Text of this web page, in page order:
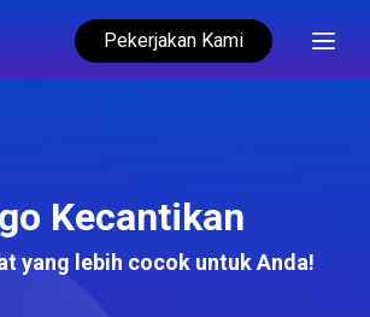
Pekerjakan Kami
Kecantikan
yang lebih cocok untuk Anda!